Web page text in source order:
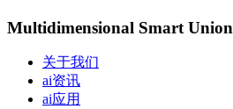
Multidimensional Smart Union
关于我们
ai资讯
ai应用